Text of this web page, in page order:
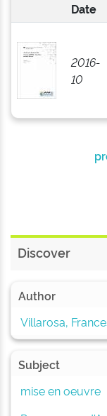
Date
2016-
10
Discover
Author
Villarosa,
Subject
mise en oeuvre